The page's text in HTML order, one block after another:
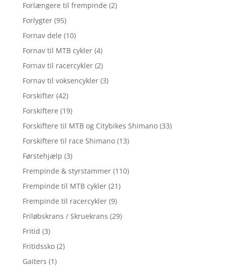
Forlængere til frempinde (2)
Forlygter (95)
Fornav dele (10)
Fornav til MTB cykler (4)
Fornav til racercykler (2)
Fornav til voksencykler (3)
Forskifter (42)
Forskiftere (19)
Forskiftere til MTB og Citybikes Shimano (33)
Forskiftere til race Shimano (13)
Førstehjælp (3)
Frempinde & styrstammer (110)
Frempinde til MTB cykler (21)
Frempinde til racercykler (9)
Friløbskrans / Skruekrans (29)
Fritid (3)
Fritidssko (2)
Gaiters (1)